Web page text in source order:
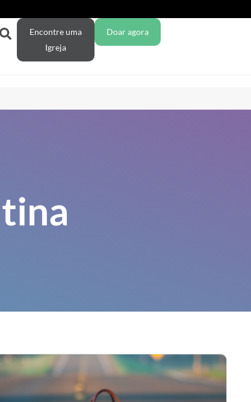
Encontre uma
Igreja
Doar agora